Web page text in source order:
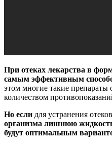
При отеках лекарства в
самым эффективным
этом многие такие
количеством
Но если для устранения отеков
организма лишнюю
будут оптимальным